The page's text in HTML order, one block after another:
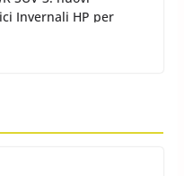
nuovi pneumatici
2022
gli acquisti